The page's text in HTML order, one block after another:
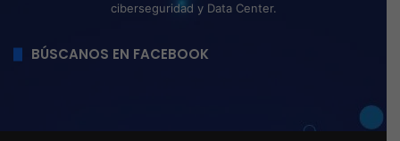
ciberseguridad y Data Center.
BÚSCANOS EN FACEBOOK